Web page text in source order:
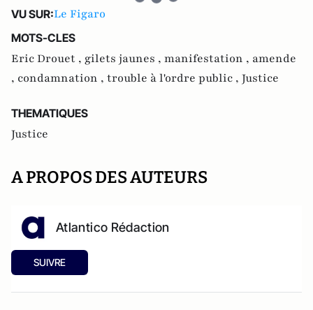
VU SUR:Le Figaro
MOTS-CLES
Eric Drouet , gilets jaunes , manifestation , amende
, condamnation , trouble à l'ordre public , Justice
THEMATIQUES
Justice
A PROPOS DES AUTEURS
Atlantico Rédaction
SUIVRE